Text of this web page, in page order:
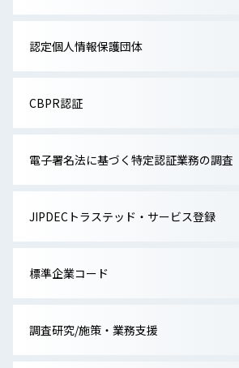
認定個人情報保護団体
CBPR認証
電子署名法に基づく特定認証業務の調査
JIPDECトラステッド・サービス登録
標準企業コード
調査研究/施策・業務支援